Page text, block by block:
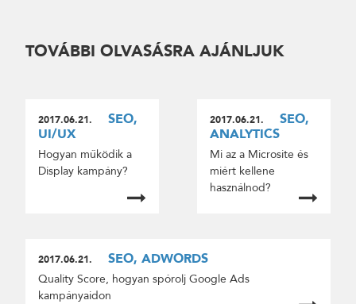
TOVÁBBI OLVASÁSRA AJÁNLJUK
2017.06.21.
SEO,
UI/UX
Hogyan működik a
Display kampány?
2017.06.21.
SEO,
ANALYTICS
Mi az a Microsite és
miért kellene
használnod?
2017.06.21. SEO, ADWORDS
Quality Score, hogyan spórolj Google Ads
kampányaidon